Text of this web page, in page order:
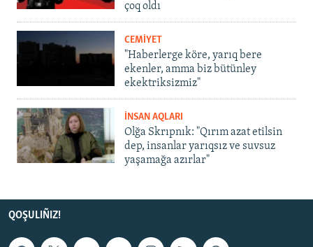
çoq oldı
CEMİYET
"Haberlerge köre, yarıq bere
ekenler, amma biz bütünley
ekektriksizmiz"
İNSAN AQLARI
Olğa Skrıpnık: "Qırım azat etilsin
dep, insanlar yarıqsız ve suvsuz
yaşamağa azırlar"
QOŞULIÑIZ!